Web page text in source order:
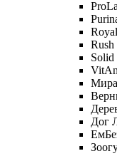
Rush
Solid
Дог